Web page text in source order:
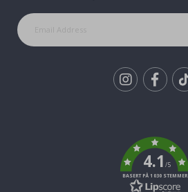
4.1/5
BASERT PÅ 1030 STEMMER